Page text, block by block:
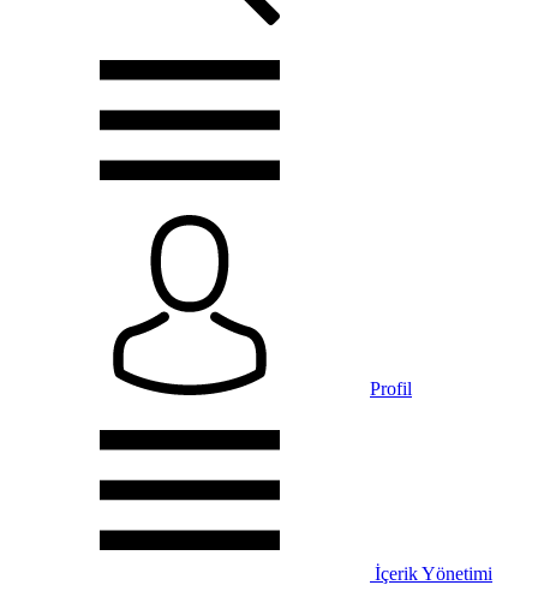
Profil
İçerik Yönetimi